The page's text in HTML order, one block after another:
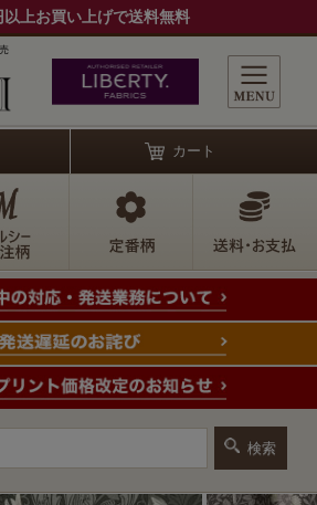
上お買い上げで送料無料
カート